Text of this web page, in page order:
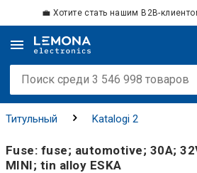
💼 Хотите стать нашим B2B-
Титульный Katalogi 2
Fuse: fuse; automotive; 30A;
MINI; tin alloy ESKA